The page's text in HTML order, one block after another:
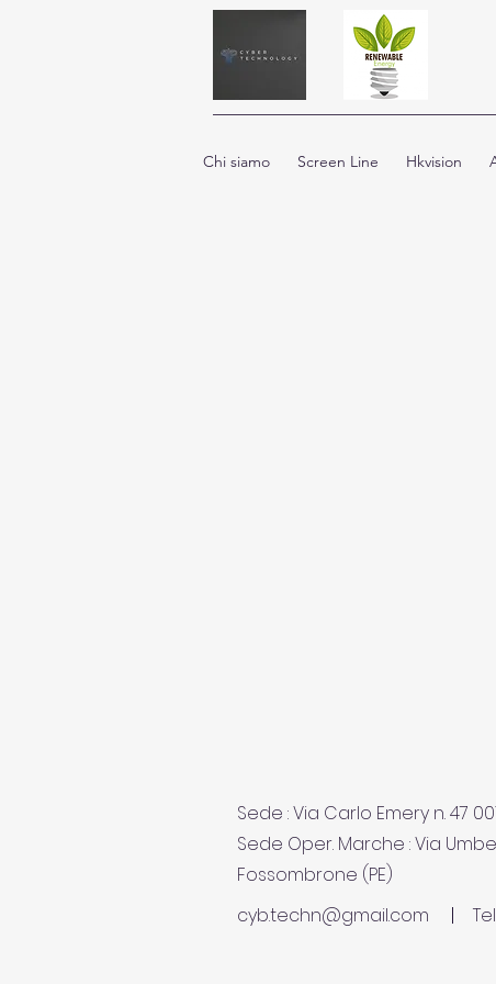
Chi siamo Screen Line Hkvision
Sede : Via Carlo Emery n. 47
Sede Oper. Marche : Via
Fossombrone (PE)
cyb.techn@gmail.com